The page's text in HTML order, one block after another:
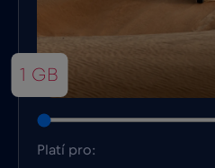
1 GB
Platí pro: